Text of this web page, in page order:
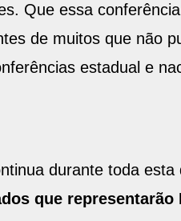
Que essa
de muitos que não
estadual e
durante toda
que representarão